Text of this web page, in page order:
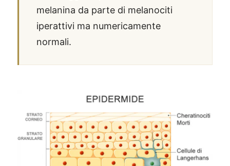
melanina da parte di melanociti
iperattivi ma numericamente
normali.